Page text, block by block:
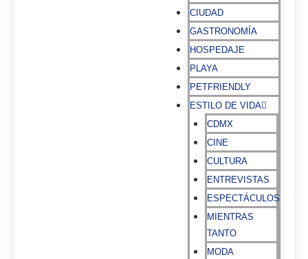
CIUDAD
GASTRONOMÍA
HOSPEDAJE
PLAYA
PETFRIENDLY
ESTILO DE VIDA
CDMX
CINE
CULTURA
ENTREVISTAS
ESPECTÁCULOS
MIENTRAS
TANTO
MODA